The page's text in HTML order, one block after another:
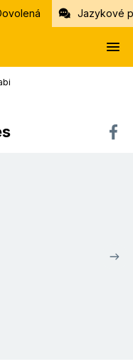
Jazykové